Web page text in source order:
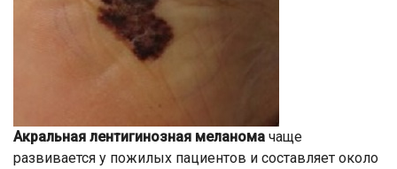
Акральная лентигинозная меланома чаще
развивается у пожилых пациентов и составляет около